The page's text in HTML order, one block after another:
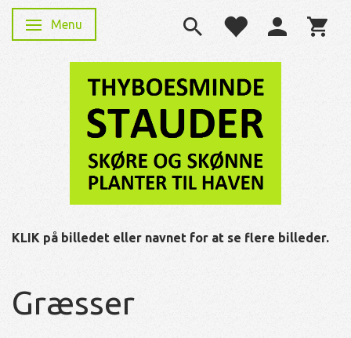
Skifte navigation
Menu
KLIK på billedet eller navnet for at se flere billeder.
Græsser